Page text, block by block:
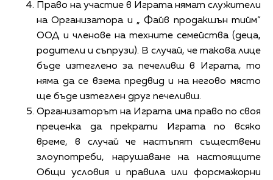
Право на участие в Играта нямат служители
на Организатора и „ Файв продакшън тийм”
ООД и членове на техните семейства (деца,
родители и съпрузи). В случай, че такова лице
бъде изтеглено за печеливш в Играта, то
няма да се взема предвид и на негово място
ще бъде изтеглен друг печеливш.
Организаторът на Играта има право по своя
преценка да прекрати Играта по всяко
време, в случай че настъпят съществени
злоупотреби, нарушаване на настоящите
Общи условия и правила или форсмажорни